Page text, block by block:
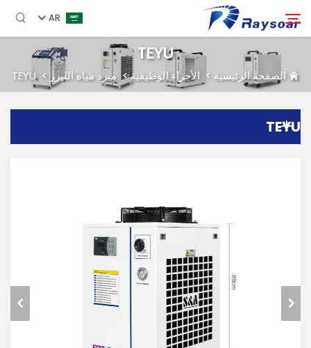
AR
الصفحة الرئيسية
مستهلكات
الشركة
TEYU
الصفحة الرئيسية > الأجزاء الوظيفية>مبرد مياه الليزر >
TEYU
TEYU